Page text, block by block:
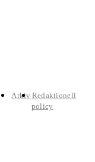
Arkiv Redaktionell
policy